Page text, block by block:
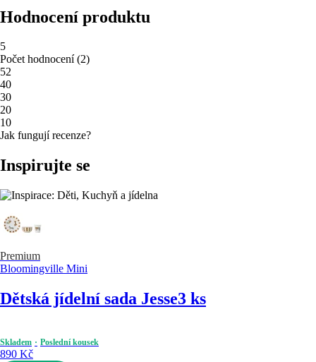
Hodnocení produktu
5
Počet hodnocení(2)
52
40
30
20
10
Jak fungují recenze?
Inspirujte se
Premium
Bloomingville Mini
Dětská jídelní sada Jesse3 ks
Skladem Poslední kousek
890 Kč